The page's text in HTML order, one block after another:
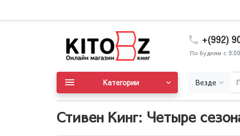
+(992)
По будням с
Везде
Категории
Стивен Кинг: Четыре